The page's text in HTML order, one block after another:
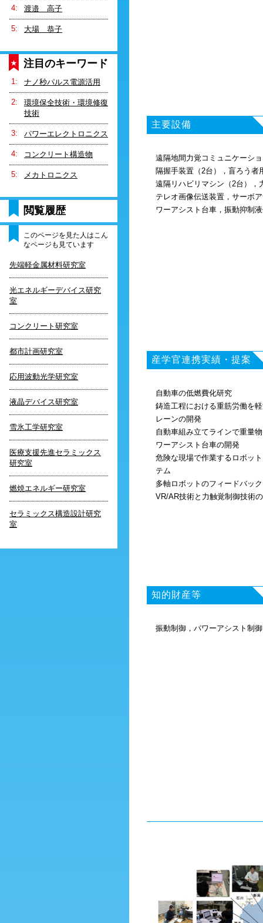
渡邉 高子
大場 恭子
注目のキーワード
ナノ秒パルス電源活用
環境保全技術・環境修復
技術
パワーエレクトロニクス
コンクリート構造物
メカトロニクス
閲覧履歴
このページを見た人はこん
なページも見ています
先端軽金属材料研究室
光エネルギーデバイス研究
室
コンクリート研究室
都市計画研究室
応用波動光学研究室
液晶デバイス研究室
雪氷工学研究室
医療支援先進セラミックス
研究室
燃焼エネルギー研究室
セラミックス構造設計研究
室
主要設備
遠隔地間力覚コミュニケーシ
隔握手装置（2台），盲ろう者
遠隔リハビリマシン（2台），
テレオ画像伝送装置，サーボ
ワーアシスト台車，振動抑制
産学官連携実績・提案
自動車の低燃費化研究
鋳造工程における重筋労働を
レーンの開発
自動車組み立てラインで重量
ワーアシスト台車の開発
危険な現場で作業するロボッ
テム
多軸ロボットのフィードバッ
VR/AR技術と力触覚制御技術
知的財産等
振動制御，パワーアシスト制